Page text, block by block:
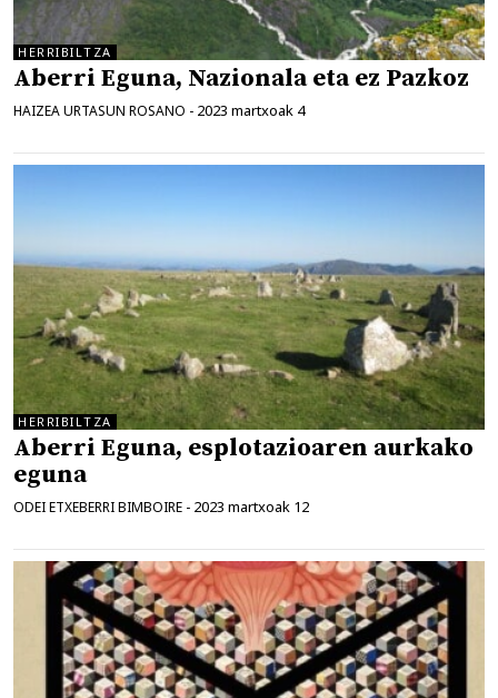
HERRIBILTZA
Aberri Eguna, Nazionala eta ez Pazkoz
HAIZEA URTASUN ROSANO - 2023 martxoak 4
HERRIBILTZA
Aberri Eguna, esplotazioaren aurkako
eguna
ODEI ETXEBERRI BIMBOIRE - 2023 martxoak 12